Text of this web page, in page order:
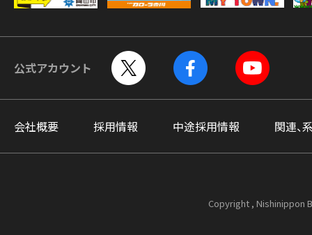
公式アカウント
会社概要 採用情報 中途採用情報 関連、
Copyright , Nishinippon